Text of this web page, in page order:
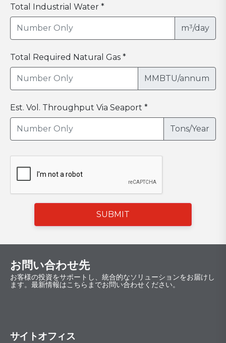
Total Industrial Water *
m³/day
Total Required Natural Gas *
MMBTU/annum
Est. Vol. Throughput Via Seaport *
Tons/Year
SUBMIT
お問い合わせ先
お客様の投資をサポートし、統合的なソリューションをお届けし
ます。最新情報はこちらまでお問い合わせください。
サイトオフィス